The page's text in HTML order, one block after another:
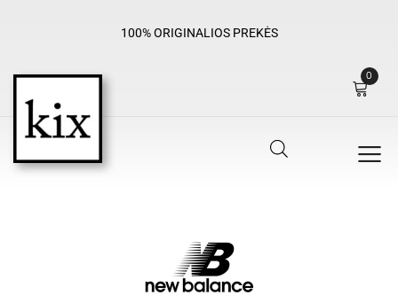
100% ORIGINALIOS PREKĖS
0